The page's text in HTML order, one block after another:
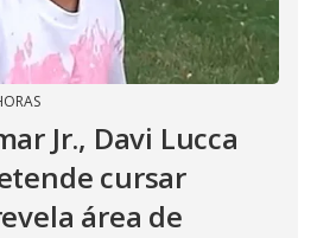
Jr., Davi Lucca
cursar
área de